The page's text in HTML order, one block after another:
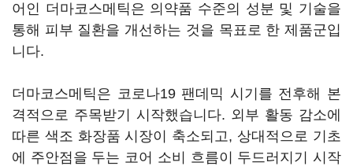
어인 더마코스메틱은 의약품 수준의 성분 및 기술을
통해 피부 질환을 개선하는 것을 목표로 한 제품군입
니다.
더마코스메틱은 코로나19 팬데믹 시기를 전후해 본
격적으로 주목받기 시작했습니다. 외부 활동 감소에
따른 색조 화장품 시장이 축소되고, 상대적으로 기초
에 주안점을 두는 코어 소비 흐름이 두드러지기 시작